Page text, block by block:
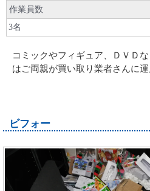
作業員数
3名
コミックやフィギュア、ＤＶＤ
はご両親が買い取り業者さんに運
ビフォー